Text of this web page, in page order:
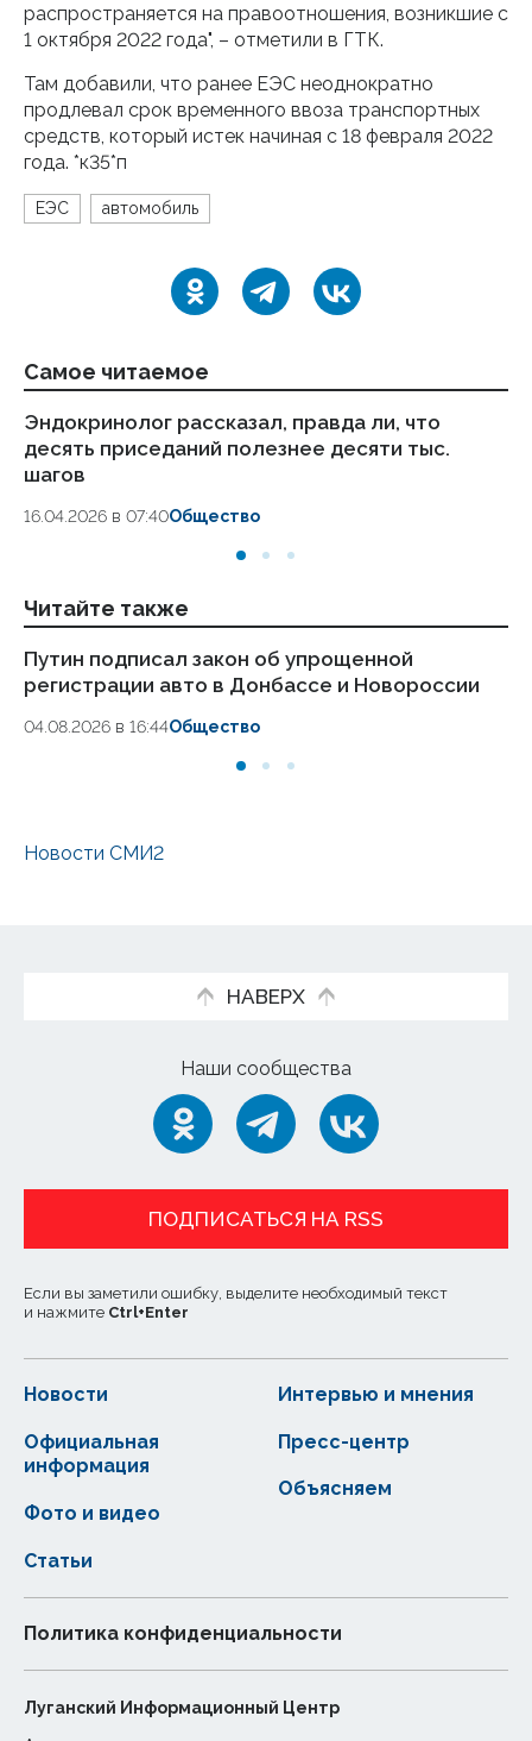
распространяется на правоотношения, возникшие с
1 октября 2022 года", – отметили в ГТК.
Там добавили, что ранее ЕЭС неоднократно
продлевал срок временного ввоза транспортных
средств, который истек начиная с 18 февраля 2022
года. *к35*п
ЕЭС автомобиль
Самое читаемое
Эндокринолог рассказал, правда ли, что
десять приседаний полезнее десяти тыс.
шагов
16.04.2026 в 07:40Общество
Читайте также
Путин подписал закон об упрощенной
регистрации авто в Донбассе и Новороссии
04.08.2026 в 16:44Общество
Новости СМИ2
НАВЕРХ
Наши сообщества
ПОДПИСАТЬСЯ НА RSS
Если вы заметили ошибку, выделите необходимый текст
и нажмите Ctrl+Enter
Новости
Статьи
Официальная
информация
Интервью и мнения
Фото и видео
Пресс-центр
Объясняем
Политика конфиденциальности
Луганский Информационный Центр